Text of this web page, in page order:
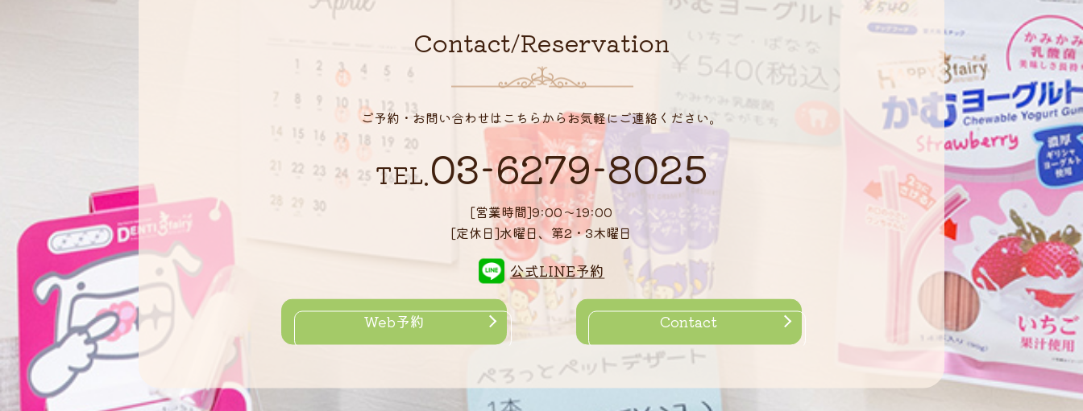
Contact/Reservation
ご予約・お問い合わせはこちらからお気軽にご連絡ください。
TEL.03-6279-8025
[営業時間]9:00～19:00
[定休日]水曜日、第2・3木曜日
公式LINE予約
Web予約 Contact